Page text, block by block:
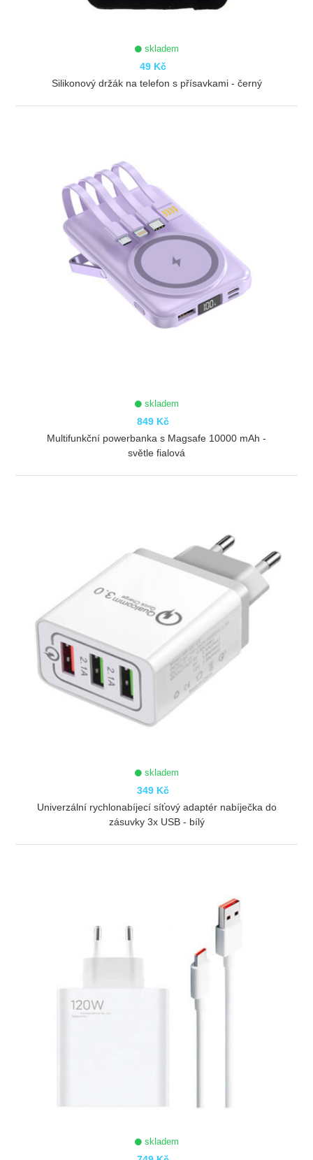
skladem
49 Kč
Silikonový držák na telefon s přísavkami - černý
skladem
849 Kč
Multifunkční powerbanka s Magsafe 10000 mAh -
světle fialová
skladem
349 Kč
Univerzální rychlonabíjecí síťový adaptér nabíječka do
zásuvky 3x USB - bílý
skladem